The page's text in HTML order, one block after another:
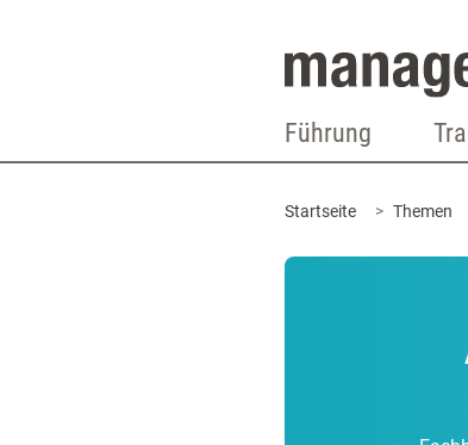
Führung
Startseite Themen